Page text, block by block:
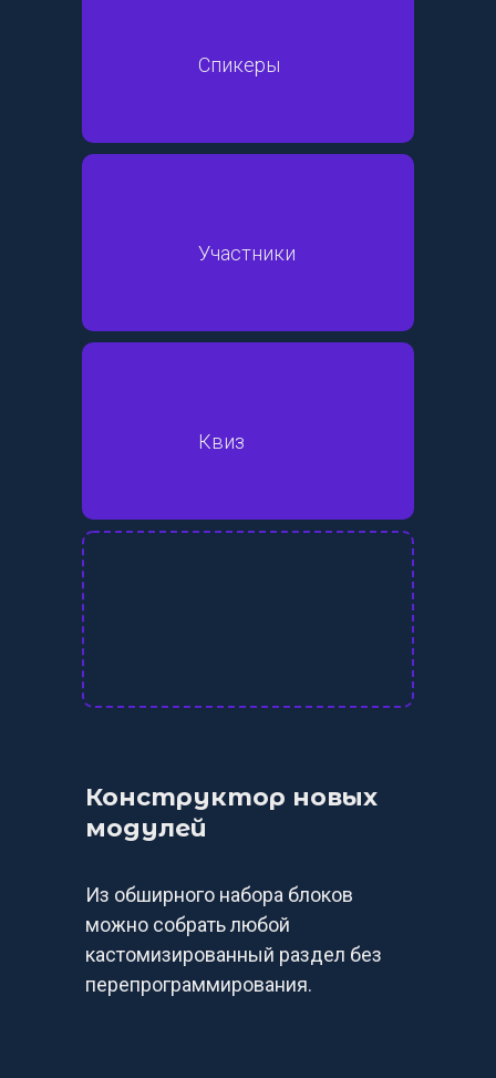
Спикеры
Участники
Квиз
Из обширного набора блоков
можно собрать любой
кастомизированный раздел без
перепрограммирования.
Конструктор новых
модулей